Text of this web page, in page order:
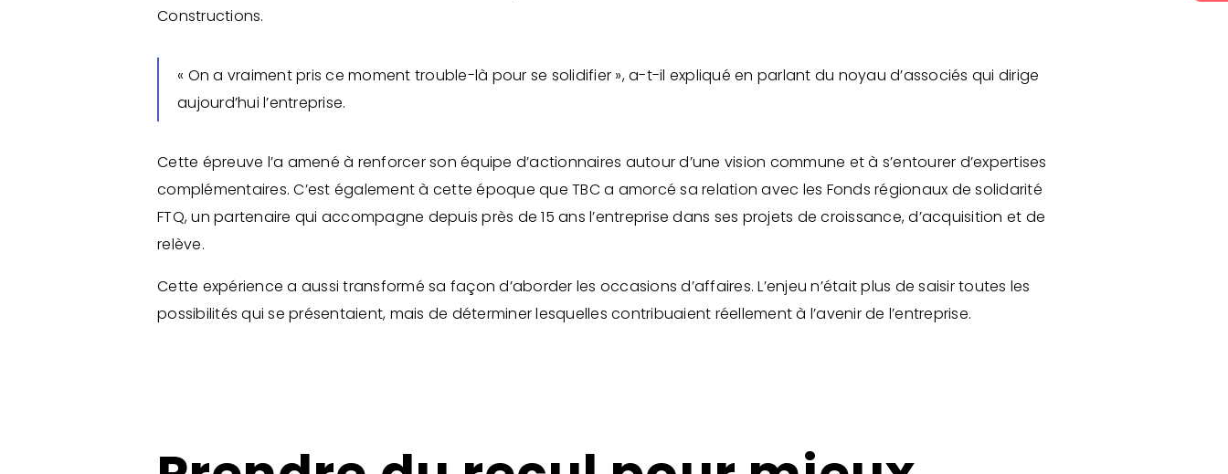
Constructions.
« On a vraiment pris ce moment trouble-là pour se solidifier », a-t-il expliqué en parlant du noyau d’associés qui dirige
aujourd’hui l’entreprise.
Cette épreuve l’a amené à renforcer son équipe d’actionnaires autour d’une vision commune et à s’entourer d’expertises
complémentaires. C’est également à cette époque que TBC a amorcé sa relation avec les Fonds régionaux de solidarité
FTQ, un partenaire qui accompagne depuis près de 15 ans l’entreprise dans ses projets de croissance, d’acquisition et de
relève.
Cette expérience a aussi transformé sa façon d’aborder les occasions d’affaires. L’enjeu n’était plus de saisir toutes les
possibilités qui se présentaient, mais de déterminer lesquelles contribuaient réellement à l’avenir de l’entreprise.